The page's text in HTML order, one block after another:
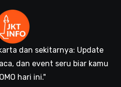
dan sekitarnya: Update
dan event seru biar kamu
hari ini."